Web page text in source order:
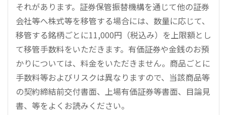
それがあります。証券保管振替機構を通じて他の証券
会社等へ株式等を移管する場合には、数量に応じて、
移管する銘柄ごとに11,000円（税込み）を上限額とし
て移管手数料をいただきます。有価証券や金銭のお預
かりについては、料金をいただきません。商品ごとに
手数料等およびリスクは異なりますので、当該商品等
の契約締結前交付書面、上場有価証券等書面、目論見
書、等をよくお読みください。